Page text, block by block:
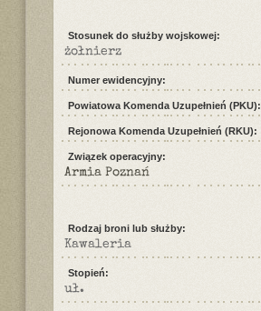
Stosunek do służby wojskowej:
żołnierz
Numer ewidencyjny:
Powiatowa Komenda Uzupełnień (PKU):
Rejonowa Komenda Uzupełnień (RKU):
Związek operacyjny:
Armia Poznań
Rodzaj broni lub służby:
Kawaleria
Stopień:
uł.